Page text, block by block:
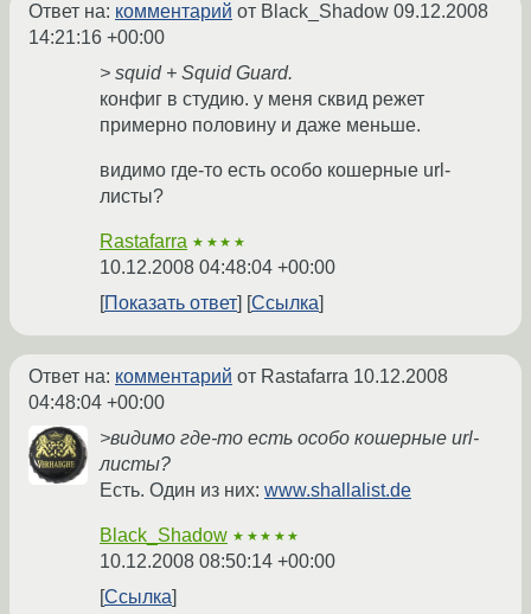
Ответ на: комментарий от Black_Shadow 09.12.2008
14:21:16 +00:00
> squid + Squid Guard.
конфиг в студию. у меня сквид режет
примерно половину и даже меньше.
видимо где-то есть особо кошерные url-
листы?
Rastafarra ★★★★
10.12.2008 04:48:04 +00:00
Показать ответ
Ссылка
Ответ на: комментарий от Rastafarra 10.12.2008
04:48:04 +00:00
>видимо где-то есть особо кошерные url-
листы?
Есть. Один из них: www.shallalist.de
Black_Shadow ★★★★★
10.12.2008 08:50:14 +00:00
Ссылка